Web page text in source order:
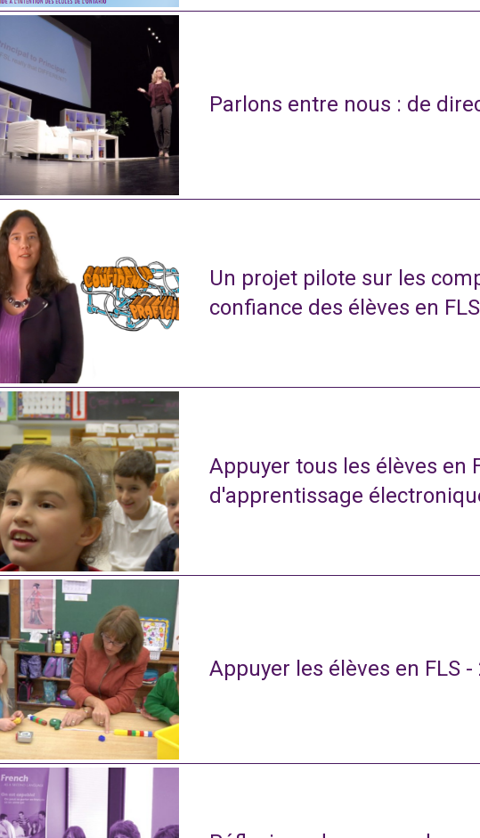
Parlons entre nous : de
Un projet pilote sur les
confiance des élèves en FLS
Appuyer tous les élèves en
d'apprentissage
Appuyer les élèves en FLS -